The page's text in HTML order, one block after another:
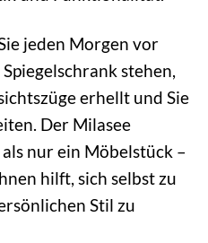
jeden Morgen vor
stehen,
erhellt und Sie
Der Milasee
nur ein Möbelstück –
hilft, sich selbst zu
Stil zu